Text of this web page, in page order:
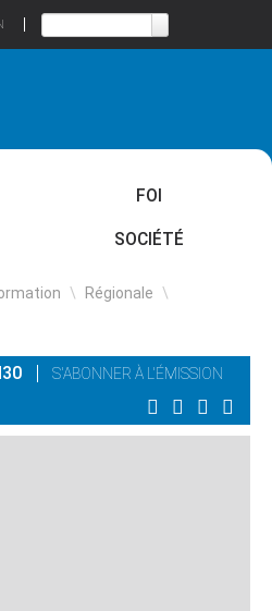
FOI
SOCIÉTÉ
\ Régionale \
S'ABONNER À L'ÉMISSION